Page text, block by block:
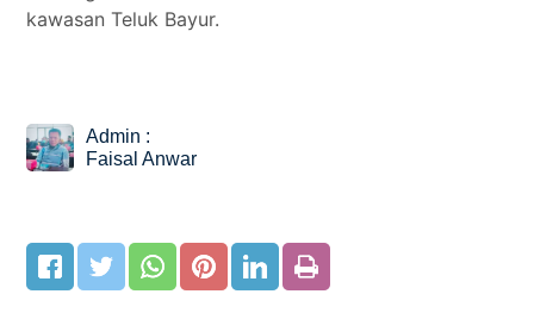
kawasan Teluk Bayur.
Admin :
Faisal Anwar